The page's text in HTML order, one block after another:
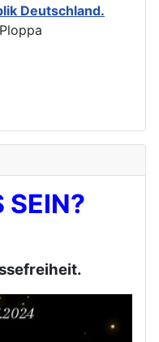
Deutschland.
SEIN?